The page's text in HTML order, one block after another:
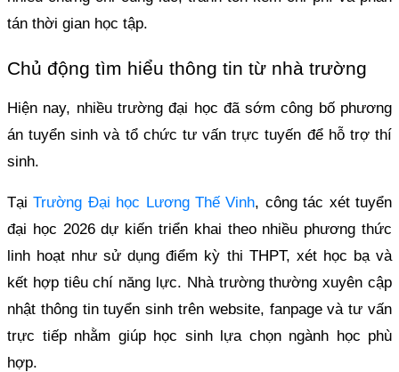
tán thời gian học tập.
Chủ động tìm hiểu thông tin từ nhà trường
Hiện nay, nhiều trường đại học đã sớm công bố phương
án tuyển sinh và tổ chức tư vấn trực tuyến để hỗ trợ thí
sinh.
TạiTrường Đại học Lương Thế Vinh, công tác xét tuyển
đại học 2026 dự kiến triển khai theo nhiều phương thức
linh hoạt như sử dụng điểm kỳ thi THPT, xét học bạ và
kết hợp tiêu chí năng lực. Nhà trường thường xuyên cập
nhật thông tin tuyển sinh trên website, fanpage và tư vấn
trực tiếp nhằm giúp học sinh lựa chọn ngành học phù
hợp.